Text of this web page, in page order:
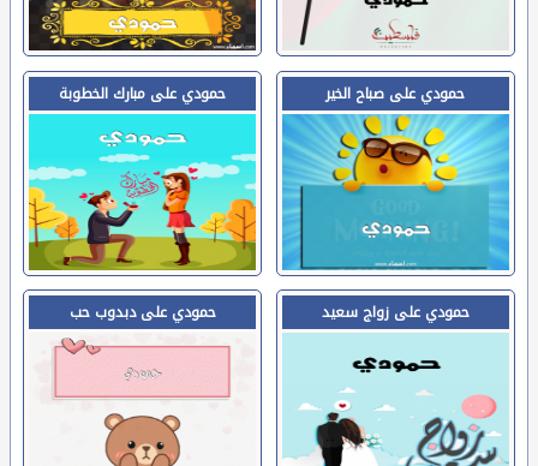
حمودي على صباح الخير حمودي على مبارك الخطوبة
حمودي على زواج سعيد حمودي على دبدوب حب